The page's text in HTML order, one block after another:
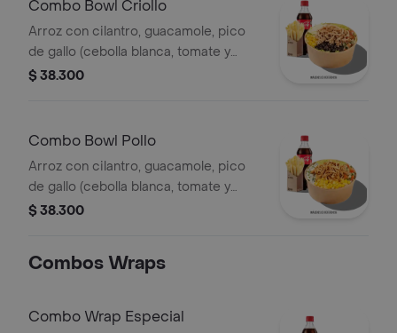
Combo Bowl Criollo
Arroz con cilantro, guacamole, pico
de gallo (cebolla blanca, tomate y
cilantro), carne de res desmechada,
$ 38.300
Combo Bowl Pollo
Arroz con cilantro, guacamole, pico
de gallo (cebolla blanca, tomate y
cilantro), maíz tierno, hogo y pechuga
$ 38.300
Combos Wraps
Combo Wrap Especial